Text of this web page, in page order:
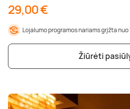
29,00 €
Lojalumo programos nariams grįžta nuo
Žiūrėti